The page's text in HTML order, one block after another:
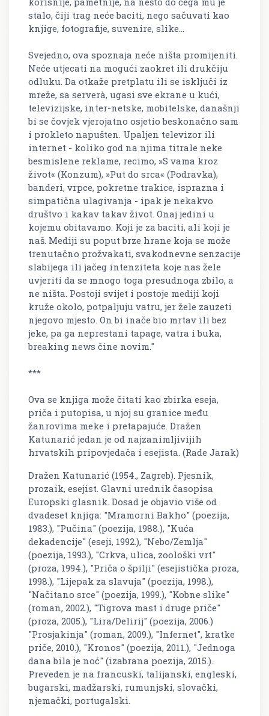
stalo, čiji trag neće baciti, nego sačuvati kao
knjige, fotografije, suvenire, slike...
Svejedno, ova spoznaja neće ništa promijeniti.
Neće utjecati na mogući zaokret ili drukčiju
odluku. Da otkaže pretplatu ili se isključi iz
mreže, sa serverà, ugasi sve ekrane u kući,
televizijske, inter-netske, mobitelske, današnji
bi se čovjek vjerojatno osjetio beskonačno sam
i prokleto napušten. Upaljen televizor ili
internet - koliko god na njima titrale neke
besmislene reklame, recimo, »S vama kroz
život« (Konzum), »Put do srca« (Podravka),
banderi, vrpce, pokretne trakice, isprazna i
simpatična ulagivanja - ipak je nekakvo
društvo i kakav takav život. Onaj jedini u
kojemu obitavamo. Koji je za baciti, ali koji je
naš. Mediji su poput brze hrane koja se može
trenutačno prožvakati, svakodnevne senzacije
slabijega ili jačeg intenziteta koje nas žele
uvjeriti da se mnogo toga presudnoga zbilo, a
ne ništa. Postoji svijet i postoje mediji koji
kruže okolo, potpaljuju vatru, jer žele zauzeti
njegovo mjesto. On bi inače bio mrtav ili bez
jeke, pa ga neprestani tapage, vatra i buka,
breaking news čine novim."
***
Ova se knjiga može čitati kao zbirka eseja,
priča i putopisa, u njoj su granice među
žanrovima meke i pretapajuće. Dražen
Katunarić jedan je od najzanimljivijih
hrvatskih pripovjedača i esejista. (Rade Jarak)
Dražen Katunarić (1954., Zagreb). Pjesnik,
prozaik, esejist. Glavni urednik časopisa
Europski glasnik. Dosad je objavio više od
dvadeset knjiga: "Mramorni Bakho" (poezija,
1983.), "Pučina" (poezija, 1988.), "Kuća
dekadencije" (eseji, 1992.), "Nebo/Zemlja"
(poezija, 1993.), "Crkva, ulica, zoološki vrt"
(proza, 1994.), "Priča o špilji" (esejistička proza,
1998.), "Lijepak za slavuja" (poezija, 1998.),
"Načitano srce" (poezija, 1999.), "Kobne slike"
(roman, 2002.), "Tigrova mast i druge priče"
(proza, 2005.), "Lira/Delirij" (poezija, 2006.)
"Prosjakinja" (roman, 2009.), "Infernet", kratke
priče, 2010.), "Kronos" (poezija, 2011.), "Jednoga
dana bila je noć" (izabrana poezija, 2015.).
Preveden je na francuski, talijanski, engleski,
bugarski, madžarski, rumunjski, slovački,
njemački, portugalski.